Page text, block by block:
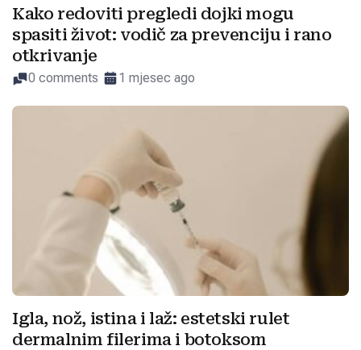
Kako redoviti pregledi dojki mogu
spasiti život: vodič za prevenciju i rano
otkrivanje
0 comments 1 mjesec ago
Igla, nož, istina i laž: estetski rulet
dermalnim filerima i botoksom